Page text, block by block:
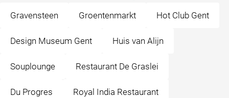
Gravensteen Groentenmarkt Hot Club Gent
Design Museum Gent Huis van Alijn
Souplounge Restaurant De Graslei
Du Progres Royal India Restaurant